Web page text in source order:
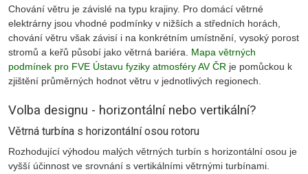
Chování větru je závislé na typu krajiny. Pro domácí větrné
elektrárny jsou vhodné podmínky v nižších a středních horách,
chování větru však závisí i na konkrétním umístnění, vysoký porost
stromů a keřů působí jako větrná bariéra. Mapa větrných
podmínek pro FVE Ústavu fyziky atmosféry AV ČR je pomůckou k
zjištění průměrných hodnot větru v jednotlivých regionech.
Volba designu - horizontální nebo vertikální?
Větrná turbína s horizontální osou rotoru
Rozhodující výhodou malých větrných turbín s horizontální osou je
vyšší účinnost ve srovnání s vertikálními větrnými turbínami.